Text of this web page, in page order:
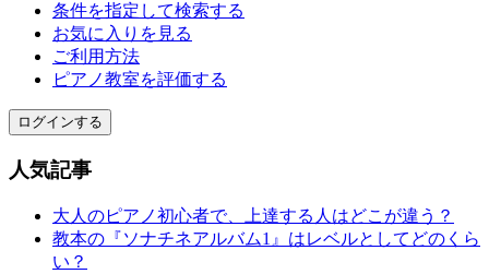
条件を指定して検索する
お気に入りを見る
ご利用方法
ピアノ教室を評価する
ログインする
人気記事
大人のピアノ初心者で、上達する人はどこが違う？
教本の『ソナチネアルバム1』はレベルとしてどのくら
い？